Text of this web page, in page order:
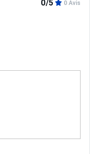
0/5 0 Avis